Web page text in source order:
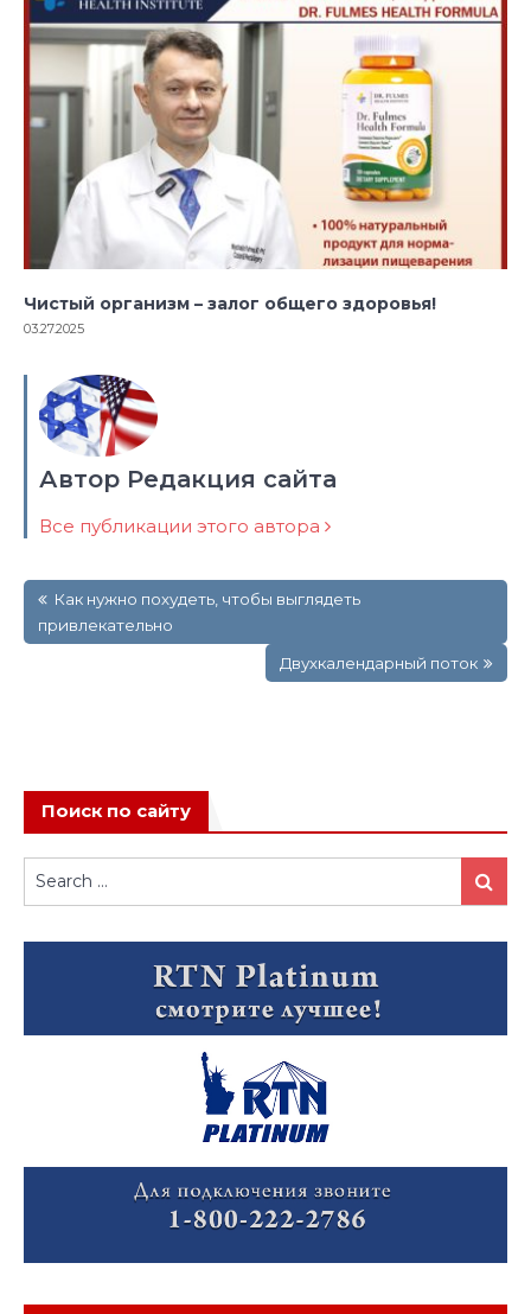
Чистый организм – залог общего здоровья!
03.27.2025
Автор Редакция сайта
Все публикации этого автора
по
записям
Как нужно похудеть, чтобы выглядеть
привлекательно
Двухкалендарный поток
Поиск по сайту
Search
for:
Search